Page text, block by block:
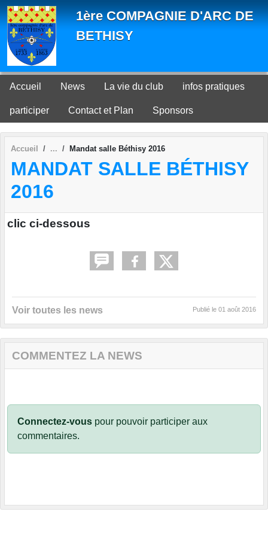
1ère COMPAGNIE D'ARC DE
BETHISY
Accueil News La vie du club infos pratiques
participer Contact et Plan Sponsors
Accueil Mandat salle Béthisy 2016
MANDAT SALLE BÉTHISY
2016
clic ci-dessous
Voir toutes les news Publié le 01 août 2016
COMMENTEZ LA NEWS
Connectez-vous pour pouvoir participer aux
commentaires.
Panneau de gestion des cookies